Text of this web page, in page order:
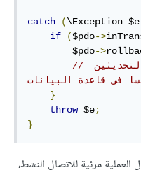
catch (\Exception $e
if
($pdo->
        $pdo
->
// إذا وصلنا إلى هنا فإنَّ التحديثين
في قاعدة البيانات
}
throw $e;
}
مرئية للاتصال النشط،